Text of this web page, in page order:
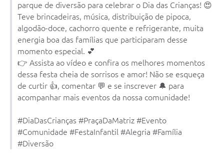
parque de diversão para celebrar o Dia das Crianças! 😍
Teve brincadeiras, música, distribuição de pipoca,
algodão-doce, cachorro quente e refrigerante, muita
energia boa das famílias que participaram desse
momento especial. 💕
👉 Assista ao vídeo e confira os melhores momentos
dessa festa cheia de sorrisos e amor! Não se esqueça
de curtir 👍, comentar 💬 e se inscrever 🔔 para
acompanhar mais eventos da nossa comunidade!
#DiaDasCrianças #PraçaDaMatriz #Evento
#Comunidade #FestaInfantil #Alegria #Família
#Diversão